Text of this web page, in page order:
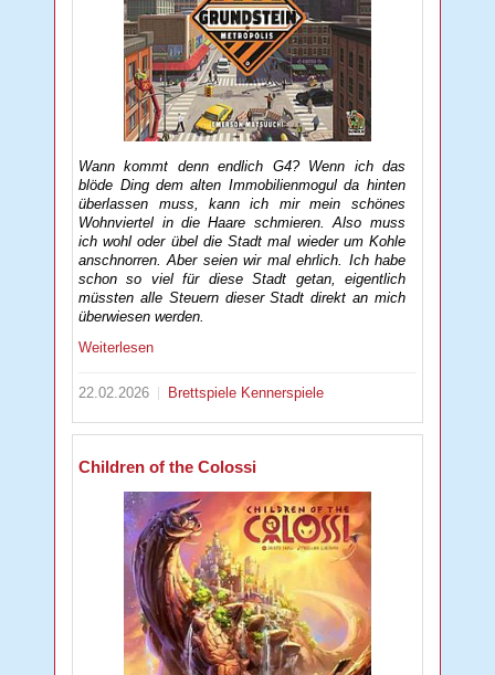
Wann kommt denn endlich G4? Wenn ich das
blöde Ding dem alten Immobilienmogul da hinten
überlassen muss, kann ich mir mein schönes
Wohnviertel in die Haare schmieren. Also muss
ich wohl oder übel die Stadt mal wieder um Kohle
anschnorren. Aber seien wir mal ehrlich. Ich habe
schon so viel für diese Stadt getan, eigentlich
müssten alle Steuern dieser Stadt direkt an mich
überwiesen werden.
Weiterlesen
22.02.2026 Brettspiele Kennerspiele
Children of the Colossi